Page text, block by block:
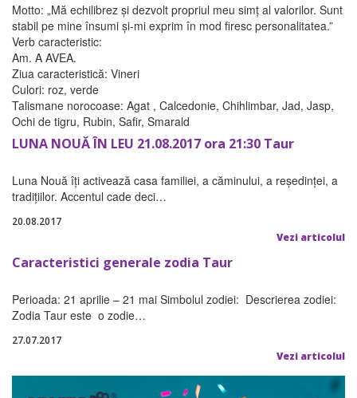
Motto: „Mă echilibrez și dezvolt propriul meu simț al valorilor. Sunt
stabil pe mine însumi și-mi exprim în mod firesc personalitatea.”
Verb caracteristic:
Am. A AVEA.
Ziua caracteristică: Vineri
Culori: roz, verde
Talismane norocoase: Agat , Calcedonie, Chihlimbar, Jad, Jasp,
Ochi de tigru, Rubin, Safir, Smarald
LUNA NOUĂ ÎN LEU 21.08.2017 ora 21:30 Taur
Luna Nouă îţi activează casa familiei, a căminului, a reşedinţei, a
tradiţiilor. Accentul cade deci…
20.08.2017
Vezi articolul
Caracteristici generale zodia Taur
Perioada: 21 aprilie – 21 mai Simbolul zodiei: Descrierea zodiei:
Zodia Taur este o zodie…
27.07.2017
Vezi articolul